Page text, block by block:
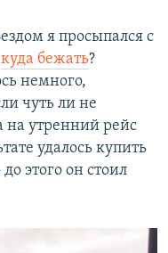
я просыпался с
куда бежать?
немного,
чуть ли не
на утренний рейс
удалось купить
этого он стоил